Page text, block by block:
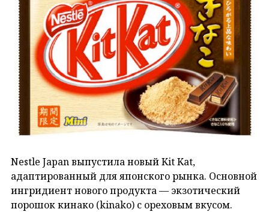
Nestle Japan выпустила новый Kit Kat,
адаптированный для японского рынка. Основной
ингридиент нового продукта — экзотический
порошок кинако (kinako) с ореховым вкусом.